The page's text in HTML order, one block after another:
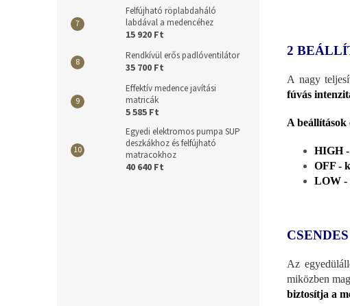
Felfújható röplabdaháló
labdával a medencéhez
15 920 Ft
Rendkívül erős padlóventilátor
35 700 Ft
Effektív medence javítási
matricák
5 585 Ft
Egyedi elektromos pumpa SUP
deszkákhoz és felfújható
matracokhoz
40 640 Ft
2
A nagy
fúvás
A beállítások
HIGH
OFF -
LOW -
Az
miközben
biztosítja a